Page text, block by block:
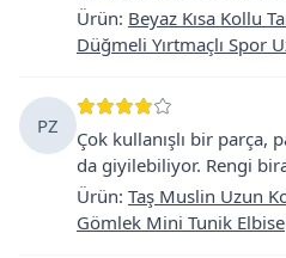
Ürün: Beyaz Kısa Kollu
Düğmeli Yırtmaçlı Spor
PZ
Çok kullanışlı bir parça,
da giyilebiliyor. Rengi
Ürün: Taş Muslin Uzun
Gömlek Mini Tunik Elbise